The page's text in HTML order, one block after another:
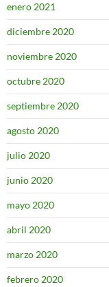
enero 2021
diciembre 2020
noviembre 2020
octubre 2020
septiembre 2020
agosto 2020
julio 2020
junio 2020
mayo 2020
abril 2020
marzo 2020
febrero 2020